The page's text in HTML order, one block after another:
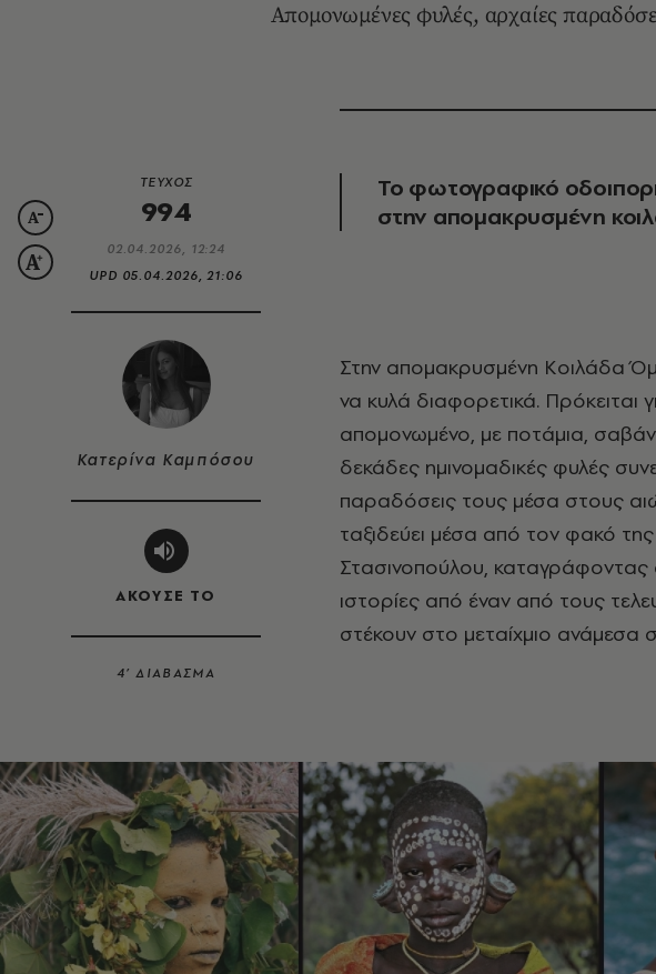
Απομονωμένες φυλές, αρχαίες
ΤΕΥΧΟΣ
994
02.04.2026, 12:24
UPD 05.04.2026, 21:06
Κατερίνα Καμπόσου
ΑΚΟΥΣΕ ΤΟ
4’ ΔΙΑΒΑΣΜΑ
To φωτογραφικό
στην απομακρυσμένη
Στην απομακρυσμένη Κοιλάδα
να κυλά διαφορετικά. Πρόκειται
απομονωμένο, με ποτάμια,
δεκάδες ημινομαδικές φυλές
παραδόσεις τους μέσα στους
ταξιδεύει μέσα από τον φακό
Στασινοπούλου, καταγράφοντας
ιστορίες από έναν από τους
στέκουν στο μεταίχμιο